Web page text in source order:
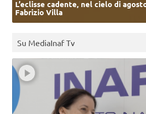
L’eclisse cadente, nel cielo di
Fabrizio Villa
Su MediaInaf Tv